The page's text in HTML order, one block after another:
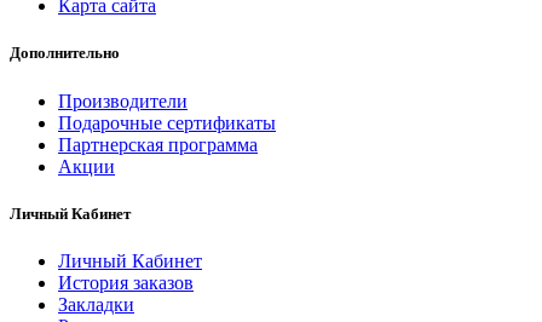
Карта сайта
Дополнительно
Производители
Подарочные сертификаты
Партнерская программа
Акции
Личный Кабинет
Личный Кабинет
История заказов
Закладки